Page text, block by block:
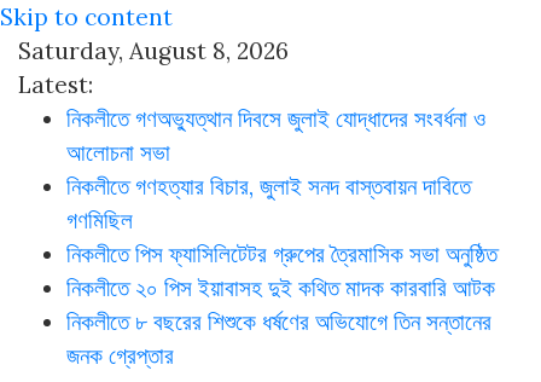
Skip to content
Saturday, August 8, 2026
Latest:
নিকলীতে গণঅভ্যুত্থান দিবসে জুলাই যোদ্ধাদের সংবর্ধনা ও
আলোচনা সভা
নিকলীতে গণহত্যার বিচার, জুলাই সনদ বাস্তবায়ন দাবিতে
গণমিছিল
নিকলীতে পিস ফ্যাসিলিটেটর গ্রুপের ত্রৈমাসিক সভা অনুষ্ঠিত
নিকলীতে ২০ পিস ইয়াবাসহ দুই কথিত মাদক কারবারি আটক
নিকলীতে ৮ বছরের শিশুকে ধর্ষণের অভিযোগে তিন সন্তানের
জনক গ্রেপ্তার